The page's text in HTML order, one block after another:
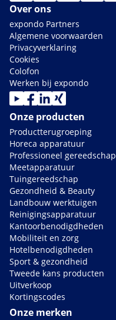
Over ons
expondo Partners
Algemene voorwaarden
Privacyverklaring
Cookies
Colofon
Werken bij expondo
Onze producten
Productterugroeping
Horeca apparatuur
Professioneel gereedschap
Meetapparatuur
Tuingereedschap
Gezondheid & Beauty
Landbouw werktuigen
Reinigingsapparatuur
Kantoorbenodigdheden
Mobiliteit en zorg
Hotelbenodigdheden
Sport & gezondheid
Tweede kans producten
Uitverkoop
Kortingscodes
Onze merken